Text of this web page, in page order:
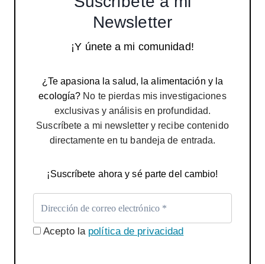
Newsletter
¡Y únete a mi comunidad!
¿Te apasiona la salud, la alimentación y la
ecología? No te pierdas mis investigaciones
exclusivas y análisis en profundidad.
Suscríbete a mi newsletter y recibe contenido
directamente en tu bandeja de entrada.
¡Suscríbete ahora y sé parte del cambio!
Acepto la política de privacidad